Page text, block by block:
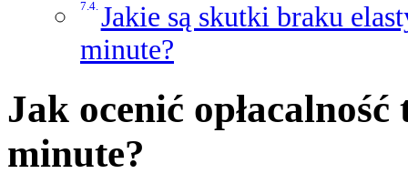
Jakie są skutki braku
minute?
Jak ocenić
minute?